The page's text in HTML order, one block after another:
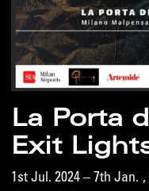
La Porta
Exit
1st Jul. 2024 – 7th Jan. ,